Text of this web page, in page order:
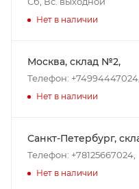
Нет в наличии
Москва, склад №2,
Телефон: +74994447024,
Нет в наличии
Санкт-Петербург,
Телефон: +78125667024,
Нет в наличии